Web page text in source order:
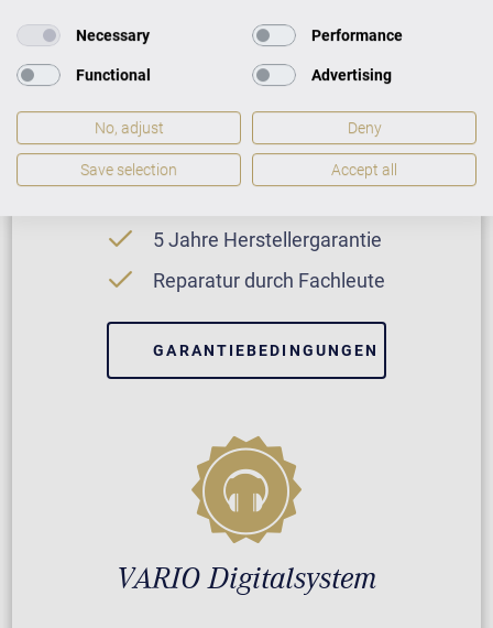
Neuinstrument
5 Jahre Herstellergarantie
Reparatur durch Fachleute
GARANTIEBEDINGUNGEN
VARIO Digitalsystem
Necessary Performance
Functional Advertising
No, adjust Deny
Save selection Accept all